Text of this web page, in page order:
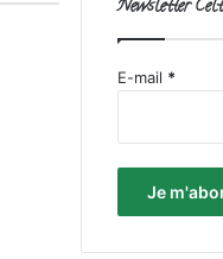
Newsletter
E-mail *